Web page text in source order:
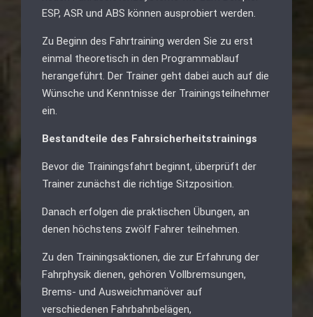
ESP, ASR und ABS können ausprobiert werden.
Zu Beginn des Fahrtraining werden Sie zu erst
einmal theoretisch in den Programmablauf
herangeführt. Der Trainer geht dabei auch auf die
Wünsche und Kenntnisse der Trainingsteilnehmer
ein.
Bestandteile des Fahrsicherheitstrainings
Bevor die Trainingsfahrt beginnt, überprüft der
Trainer zunächst die richtige Sitzposition.
Danach erfolgen die praktischen Übungen, an
denen höchstens zwölf Fahrer teilnehmen.
Zu den Trainingsaktionen, die zur Erfahrung der
Fahrphysik dienen, gehören Vollbremsungen,
Brems- und Ausweichmanöver auf
verschiedenen Fahrbahnbelägen,